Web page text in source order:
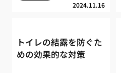
2024.11.16
トイレの結露を防ぐた
めの効果的な対策